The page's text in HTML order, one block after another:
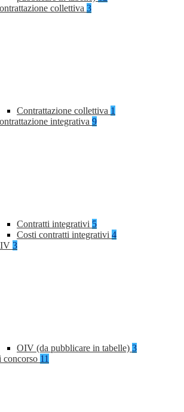
collettiva 3
Contrattazione collettiva 1
integrativa 9
Contratti integrativi 5
Costi contratti integrativi 4
3
OIV (da pubblicare in tabelle) 3
concorso 11